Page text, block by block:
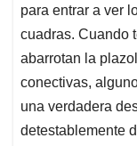
para entrar a ver
cuadras. Cuando
abarrotan la
conectivas,
una verdadera
detestablemente